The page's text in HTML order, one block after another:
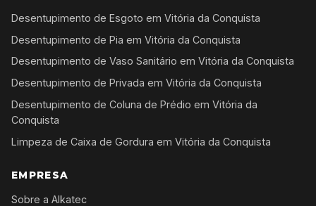
Desentupimento de Esgoto em Vitória da Conquista
Desentupimento de Pia em Vitória da Conquista
Desentupimento de Vaso Sanitário em Vitória da Conquista
Desentupimento de Privada em Vitória da Conquista
Desentupimento de Coluna de Prédio em Vitória da
Conquista
Limpeza de Caixa de Gordura em Vitória da Conquista
EMPRESA
Sobre a Alkatec